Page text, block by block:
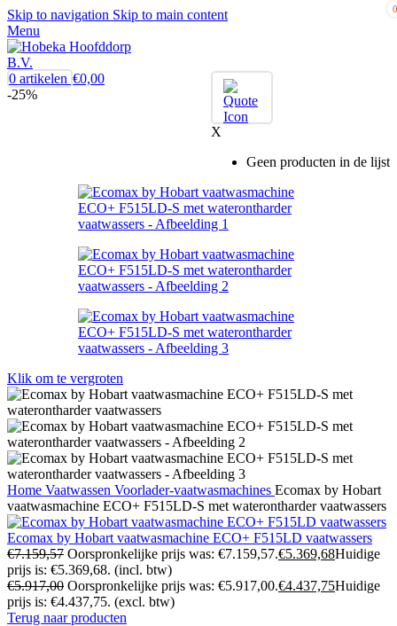
Skip to navigation Skip to main content
Menu
0
X
Geen producten in de lijst
0 artikelen €0,00
-25%
Klik om te vergroten
Home Vaatwassen Voorlader-vaatwasmachines Ecomax by Hobart
vaatwasmachine ECO+ F515LD-S met waterontharder vaatwassers
Ecomax by Hobart vaatwasmachine ECO+ F515LD vaatwassers
€7.159,57 Oorspronkelijke prijs was: €7.159,57.€5.369,68Huidige
prijs is: €5.369,68. (incl. btw)
€5.917,00 Oorspronkelijke prijs was: €5.917,00.€4.437,75Huidige
prijs is: €4.437,75. (excl. btw)
Terug naar producten